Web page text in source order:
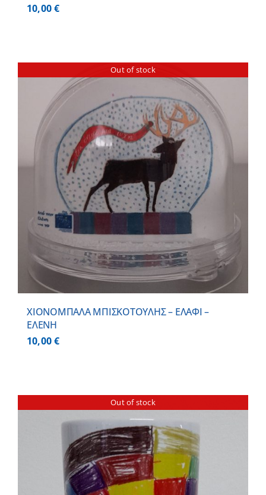
10,00€
Out of stock
ΧΙΟΝΟΜΠΑΛΑ ΜΠΙΣΚΟΤΟΥΛΗΣ – ΕΛΑΦΙ –
ΕΛΕΝΗ
10,00€
Out of stock